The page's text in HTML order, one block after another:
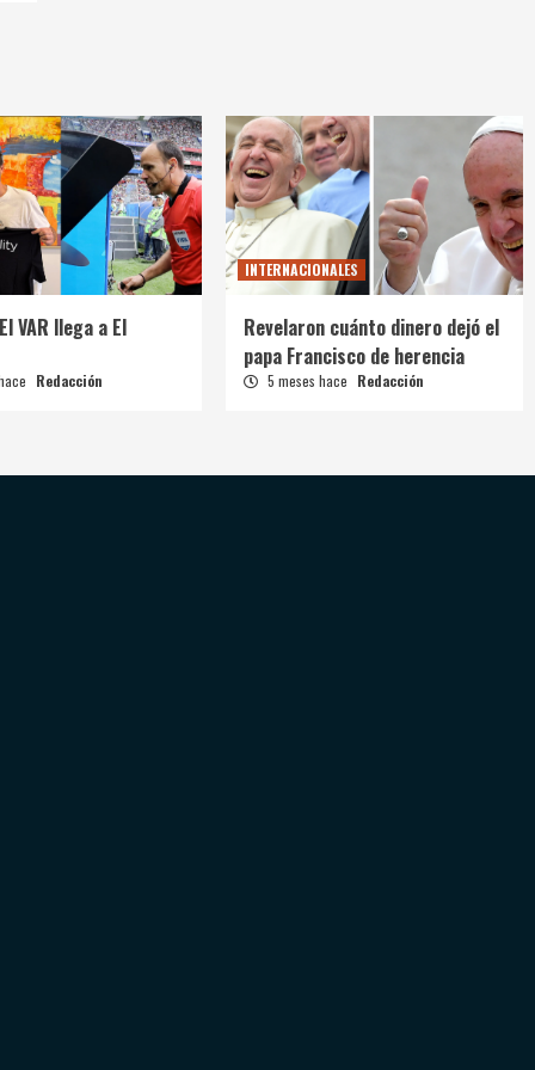
VAR llega a El
Redacción
INTERNACIONALES
Revelaron cuánto dinero dejó el
papa Francisco de herencia
5 meses hace Redacción